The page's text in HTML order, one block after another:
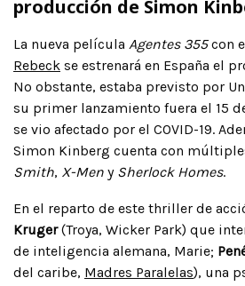
producción de Simon
La nueva película Agentes 355con
Rebeck se estrenará en España el
No obstante, estaba previsto por
su primer lanzamiento fuera el 15
se vio afectado por el COVID-19.
Simon Kinberg cuenta con
Smith, X-Men y Sherlock Homes.
En el reparto de este thriller de
Kruger(Troya, Wicker Park) que
de inteligencia alemana, Marie;
del caribe, Madres Paralelas), una